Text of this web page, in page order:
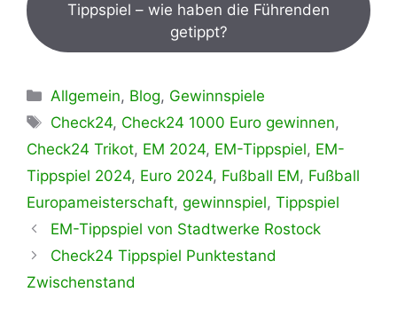
Tippspiel – wie haben die Führenden
getippt?
Kategorien
Allgemein, Blog, Gewinnspiele
Schlagwörter
Check24, Check24 1000 Euro gewinnen,
Check24 Trikot, EM 2024, EM-Tippspiel, EM-
Tippspiel 2024, Euro 2024, Fußball EM, Fußball
Europameisterschaft, gewinnspiel, Tippspiel
EM-Tippspiel von Stadtwerke Rostock
Check24 Tippspiel Punktestand
Zwischenstand